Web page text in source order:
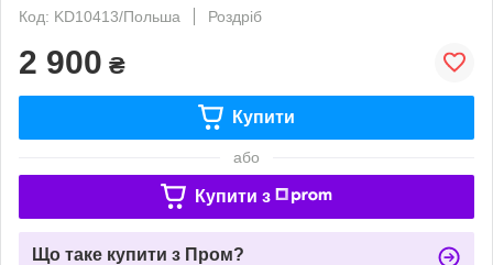
Код: KD10413/Польша
Роздріб
2 900 ₴
Купити
або
Купити з
Що таке купити з Пром?